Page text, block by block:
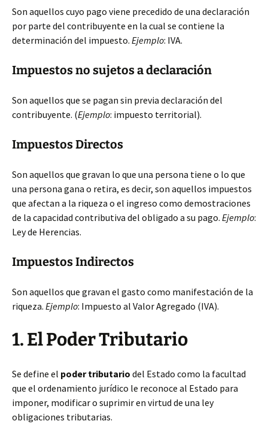
Son aquellos cuyo pago viene precedido de una declaración
por parte del contribuyente en la cual se contiene la
determinación del impuesto. Ejemplo: IVA.
Impuestos no sujetos a declaración
Son aquellos que se pagan sin previa declaración del
contribuyente. (Ejemplo: impuesto territorial).
Impuestos Directos
Son aquellos que gravan lo que una persona tiene o lo que
una persona gana o retira, es decir, son aquellos impuestos
que afectan a la riqueza o el ingreso como demostraciones
de la capacidad contributiva del obligado a su pago. Ejemplo:
Ley de Herencias.
Impuestos Indirectos
Son aquellos que gravan el gasto como manifestación de la
riqueza. Ejemplo: Impuesto al Valor Agregado (IVA).
1. El Poder Tributario
Se define el poder tributario del Estado como la facultad
que el ordenamiento jurídico le reconoce al Estado para
imponer, modificar o suprimir en virtud de una ley
obligaciones tributarias.